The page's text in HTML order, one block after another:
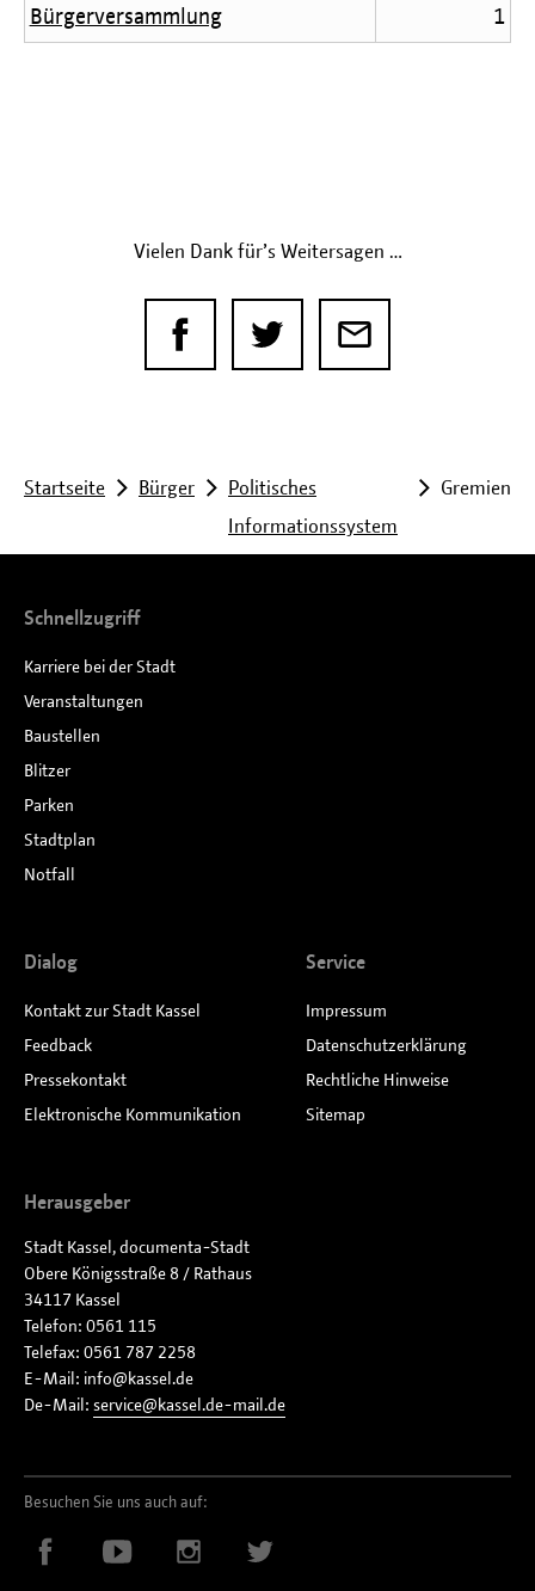
Bürgerversammlung
1
Vielen Dank für’s Weitersagen …
Sie
hier:
Startseite Bürger
Politisches
Informationssystem
Gremien
Schnellzugriff
Karriere bei der Stadt
Veranstaltungen
Baustellen
Blitzer
Parken
Stadtplan
Notfall
Dialog
Kontakt zur Stadt Kassel
Feedback
Pressekontakt
Elektronische Kommunikation
Service
Impressum
Datenschutzerklärung
Rechtliche Hinweise
Sitemap
Herausgeber
Stadt Kassel, documenta-Stadt
Obere Königsstraße 8 / Rathaus
34117 Kassel
Telefon: 0561 115
Telefax: 0561 787 2258
E-Mail: info kassel de
De-Mail: service kassel.de-mail de
Besuchen Sie uns auch auf: